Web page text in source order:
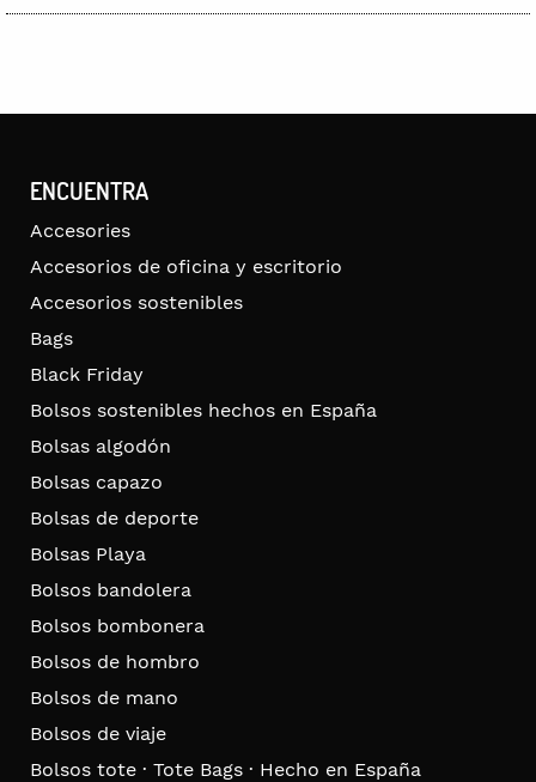
ENCUENTRA
Accesories
Accesorios de oficina y escritorio
Accesorios sostenibles
Bags
Black Friday
Bolsos sostenibles hechos en España
Bolsas algodón
Bolsas capazo
Bolsas de deporte
Bolsas Playa
Bolsos bandolera
Bolsos bombonera
Bolsos de hombro
Bolsos de mano
Bolsos de viaje
Bolsos tote · Tote Bags · Hecho en España